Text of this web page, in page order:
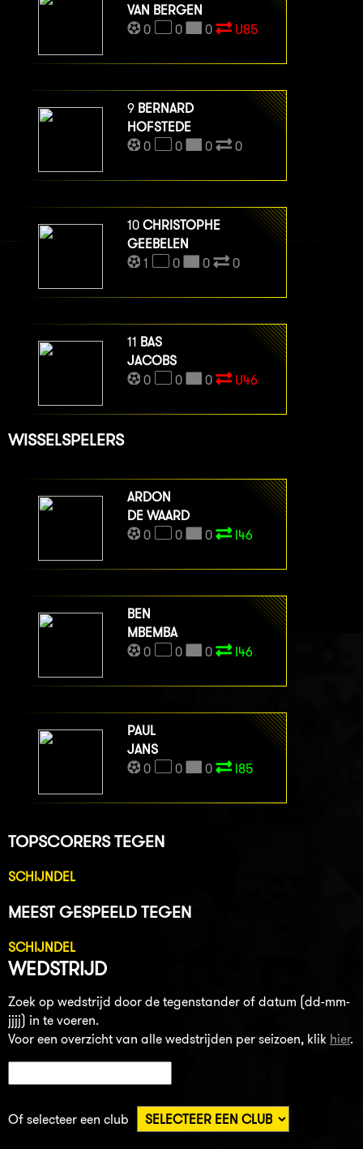
VAN BERGEN
0
0 0 U85
9 BERNARD
HOFSTEDE
0
0 0 0
10 CHRISTOPHE
GEEBELEN
1
0 0 0
11 BAS
JACOBS
0
0 0 U46
WISSELSPELERS
ARDON
DE WAARD
0
0 0 I46
BEN
MBEMBA
0
0 0 I46
PAUL
JANS
0
0 0 I85
TOPSCORERS TEGEN
SCHIJNDEL
MEEST GESPEELD TEGEN
SCHIJNDEL
WEDSTRIJD
Zoek op wedstrijd door de tegenstander of datum (dd-mm-
jjjj) in te voeren.
Voor een overzicht van alle wedstrijden per seizoen, klik hier.
Of selecteer een club